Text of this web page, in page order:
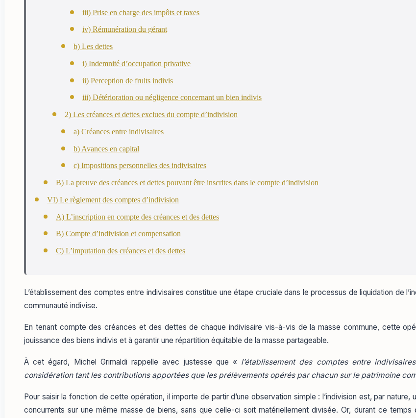
iii) Prise en charge des impôts et taxes
iv) Rémunération du gérant
b) Les dettes
i) Indemnité d’occupation privative
ii) Perception de fruits indivis
iii) Détérioration ou négligence concernant un bien indivis
2) Les créances et dettes exclues du compte d’indivision
a) Créances entre indivisaires
b) Avances en capital
c) Impositions personnelles des indivisaires
B) La preuve des créances et dettes pouvant être inscrites dans le compte d’indivision
VI) Le règlement des comptes d’indivision
A) L’inscription en compte des créances et des dettes
B) Compte d’indivision et compensation
C) L’imputation des créances et des dettes
L’établissement des comptes entre indivisaires constitue une étape cruciale dans le processus de liquidation de
communauté indivise.
En tenant compte des créances et des dettes de chaque indivisaire vis-à-vis de la masse commune, cette
jouissance des biens indivis et à garantir une répartition équitable de la masse partageable.
À cet égard, Michel Grimaldi rappelle avec justesse que « l’établissement des comptes entre
considération tant les contributions apportées que les prélèvements opérés par chacun sur le patrimoine
Pour saisir la fonction de cette opération, il importe de partir d’une observation simple : l’indivision est, par
concurrents sur une même masse de biens, sans que celle-ci soit matériellement divisée. Or, durant ce